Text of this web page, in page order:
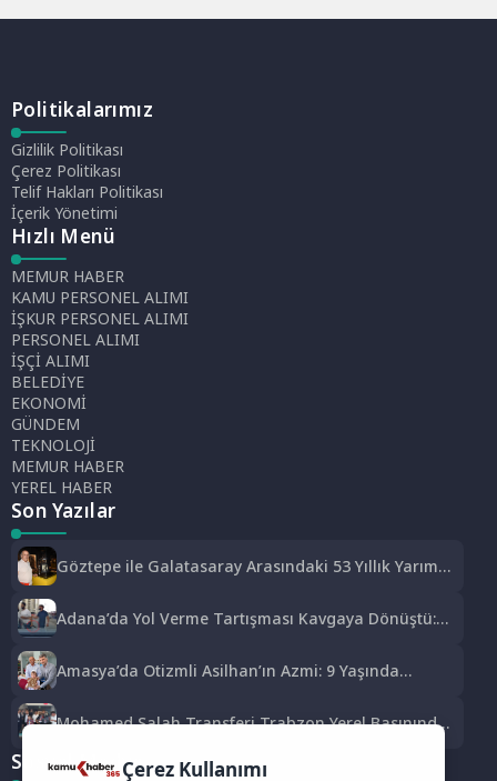
Politikalarımız
Gizlilik Politikası
Çerez Politikası
Telif Hakları Politikası
İçerik Yönetimi
Hızlı Menü
MEMUR HABER
KAMU PERSONEL ALIMI
İŞKUR PERSONEL ALIMI
PERSONEL ALIMI
İŞÇİ ALIMI
BELEDİYE
EKONOMİ
GÜNDEM
TEKNOLOJİ
MEMUR HABER
YEREL HABER
Son Yazılar
Göztepe ile Galatasaray Arasındaki 53 Yıllık Yarım
Adana’da Yol Verme Tartışması Kavgaya Dönüştü:
Amasya’da Otizmli Asilhan’ın Azmi: 9 Yaşında
Mohamed Salah Transferi Trabzon Yerel Basınında:
Sosyal MedyaÇerez Kullanımı